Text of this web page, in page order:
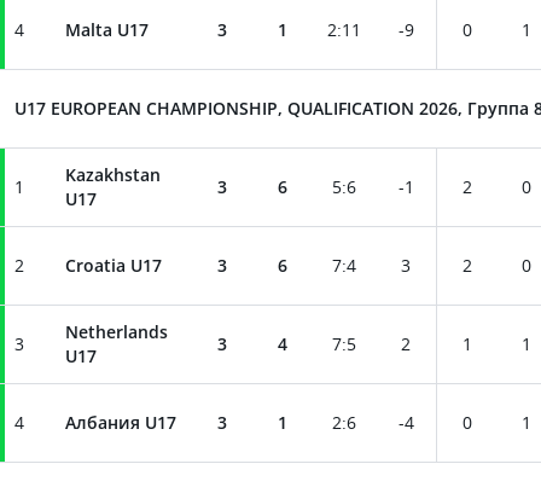
4 Malta U17 3 1 2:11 -9 0 1
U17 EUROPEAN CHAMPIONSHIP, QUALIFICATION 2026, Группа
1
Kazakhstan
U17
3 6 5:6 -1 2 0
2 Croatia U17 3 6 7:4 3 2 0
3
Netherlands
U17
3 4 7:5 2 1 1
4 Албания U17 3 1 2:6 -4 0 1